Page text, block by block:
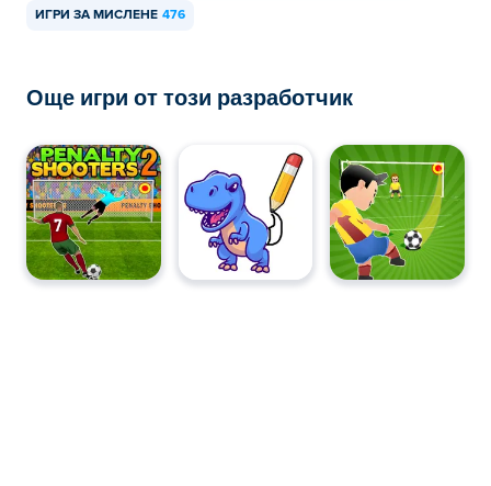
ИГРИ ЗА МИСЛЕНЕ 476
Още игри от този разработчик